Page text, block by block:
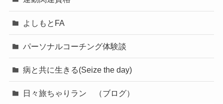
よしもとFA
パーソナルコーチング体験談
病と共に生きる(Seize the day)
日々旅ちゃりラン （ブログ）